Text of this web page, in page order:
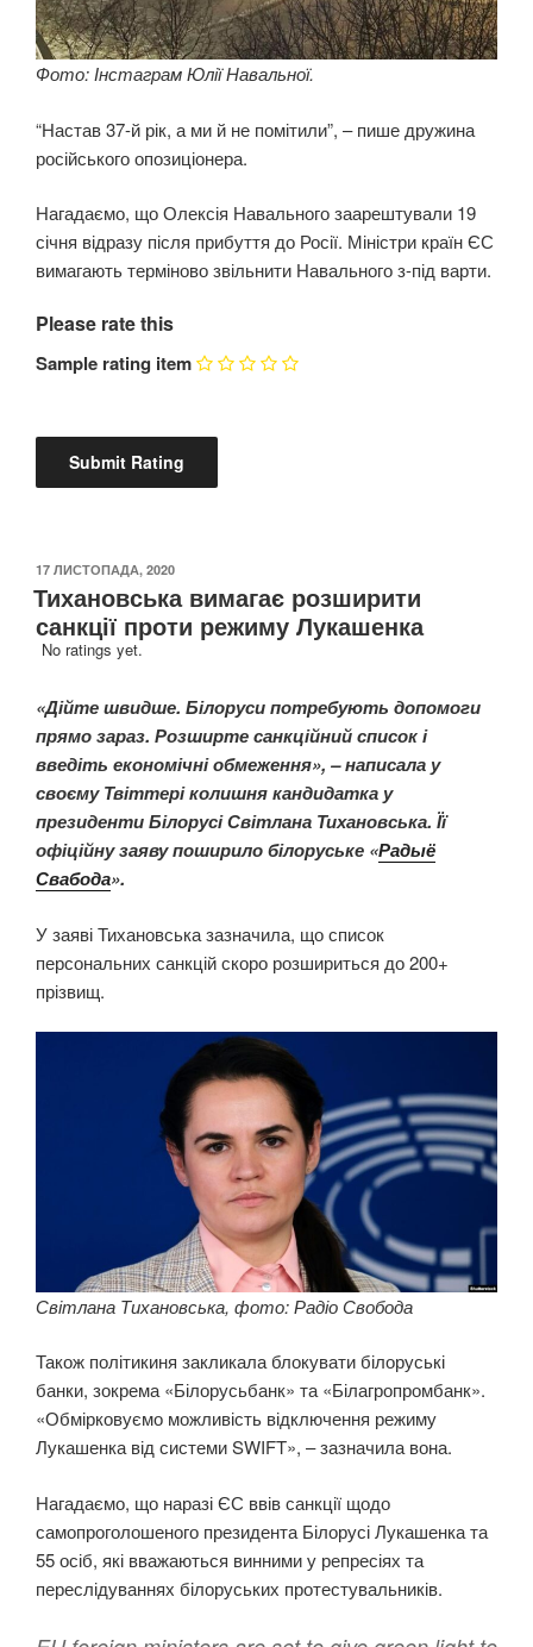
Фото: Інстаграм Юлії Навальної.
“Настав 37-й рік, а ми й не помітили”, – пише дружина
російського опозиціонера.
Нагадаємо, що Олексія Навального заарештували 19
січня відразу після прибуття до Росії. Міністри країн ЄС
вимагають терміново звільнити Навального з-під варти.
Please rate this
Sample rating item
ОПУБЛІКОВАНО
17 ЛИСТОПАДА, 2020
Тихановська вимагає розширити
санкції проти режиму Лукашенка
No ratings yet.
«Дійте швидше. Білоруси потребують допомоги
прямо зараз. Розширте санкційний список і
введіть економічні обмеження», – написала у
своєму Твіттері колишня кандидатка у
президенти Білорусі Світлана Тихановська. Її
офіційну заяву поширило білоруське «Радыё
Свабода».
У заяві Тихановська зазначила, що список
персональних санкцій скоро розшириться до 200+
прізвищ.
Світлана Тихановська, фото: Радіо Свобода
Також політикиня закликала блокувати білоруські
банки, зокрема «Білорусьбанк» та «Білагропромбанк».
«Обмірковуємо можливість відключення режиму
Лукашенка від системи SWIFT», – зазначила вона.
Нагадаємо, що наразі ЄС ввів санкції щодо
самопроголошеного президента Білорусі Лукашенка та
55 осіб, які вважаються винними у репресіях та
переслідуваннях білоруських протестувальників.